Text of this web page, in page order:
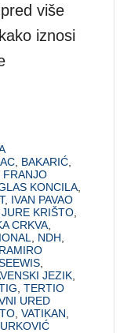
više
iznosi
BAKARIĆ
FRANJO
KONCILA
, IVAN PAVAO
,JURE KRIŠTO
CRKVA
NDH
RAMIRO
JEZIK
,TERTIO
URED
,VATIKAN